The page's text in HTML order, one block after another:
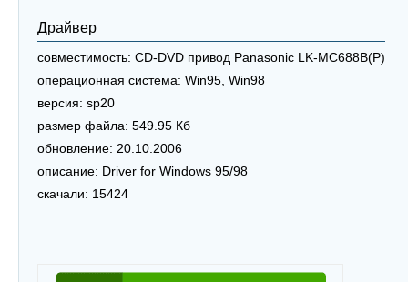
Драйвер
совместимость: CD-DVD привод Panasonic LK-MC688B(P)
операционная система: Win95, Win98
версия: sp20
размер файла: 549.95 Кб
обновление: 20.10.2006
описание: Driver for Windows 95/98
скачали: 15424